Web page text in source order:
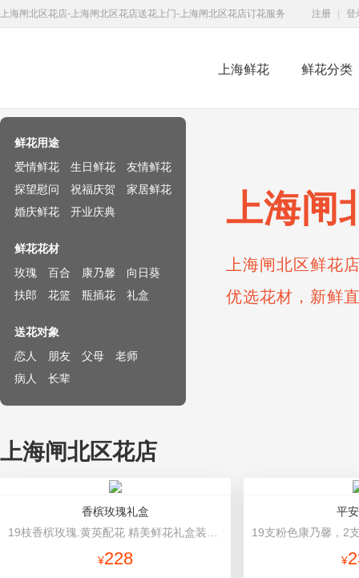
上海闸北区花店-上海闸北区花店送花上门-上海闸北区花店订花服务 注册 登
上海鲜花 鲜花分类
上海闸
上海闸北区鲜花
优选花材，新鲜
鲜花用途
爱情鲜花
生日鲜花
友情鲜花
探望慰问
祝福庆贺
家居鲜花
婚庆鲜花
开业庆典
鲜花花材
玫瑰
百合 康乃馨
向日葵
扶郎
花篮 瓶插花 礼盒
送花对象
恋人
朋友 父母
老师
病人
长辈
上海闸北区花店
香槟玫瑰礼盒
¥228
平
¥